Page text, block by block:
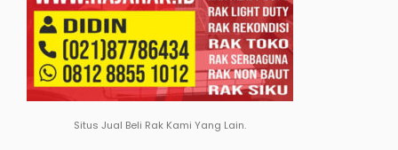
Situs Jual Beli Rak Kami Yang Lain.